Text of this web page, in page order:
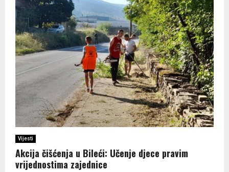
Vijesti
Akcija čišćenja u Bileći: Učenje djece pravim
vrijednostima zajednice